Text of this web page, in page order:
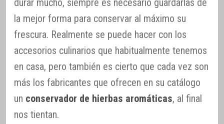
durar mucho, siempre es necesario guardarlas de
la mejor forma para conservar al máximo su
frescura. Realmente se puede hacer con los
accesorios culinarios que habitualmente tenemos
en casa, pero también es cierto que cada vez son
más los fabricantes que ofrecen en su catálogo
un conservador de hierbas aromáticas, al final
nos tientan.